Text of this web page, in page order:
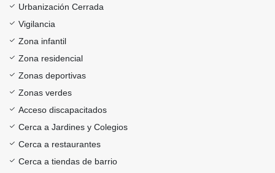
Urbanización Cerrada
Vigilancia
Zona infantil
Zona residencial
Zonas deportivas
Zonas verdes
Acceso discapacitados
Cerca a Jardines y Colegios
Cerca a restaurantes
Cerca a tiendas de barrio